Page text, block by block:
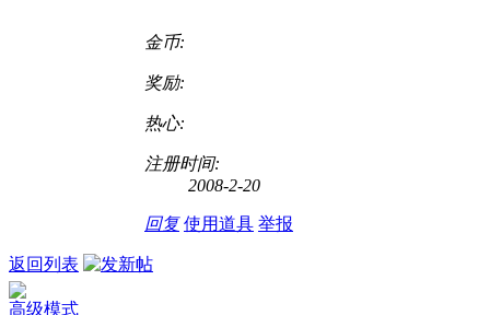
金币:
奖励:
热心:
注册时间:
2008-2-20
回复 使用道具 举报
返回列表
高级模式